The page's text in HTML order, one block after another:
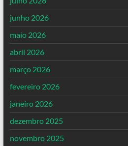
junho 2026
maio 2026
abril 2026
março 2026
fevereiro 2026
janeiro 2026
dezembro 2025
novembro 2025